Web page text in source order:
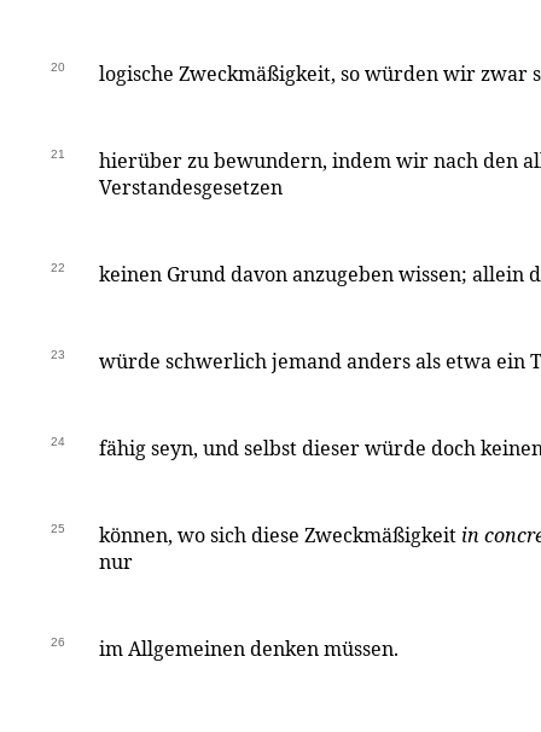
20 logische Zweckmäßigkeit, so würden wir zwar
21
hierüber zu bewundern, indem wir nach den
Verstandesgesetzen
22 keinen Grund davon anzugeben wissen; allein
23 würde schwerlich jemand anders als etwa ein
24 fähig seyn, und selbst dieser würde doch
25 können, wo sich diese Zweckmäßigkeit in
nur
26 im Allgemeinen denken müssen.